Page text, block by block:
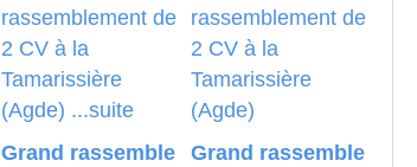
Grand rassemble
Grand rassemble